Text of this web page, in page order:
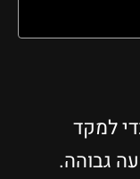
למקד
גבוהה.